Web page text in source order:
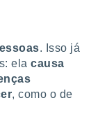
. Isso já
elacausa
, como o de